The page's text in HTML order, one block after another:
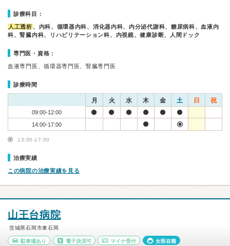
診療科目：
人工透析 、内科、循環器内科、消化器内科、内分泌代謝科、糖尿病科、血液内
科、腎臓内科、リハビリテーション科、内視鏡、健康診断、人間ドック
専門医・資格：
血液専門医、循環器専門医、腎臓専門医
診療時間
月 火 水 木 金 土 日 祝
09:00-12:00
14:00-17:00
13:00-17:00
治療実績
この病院の治療実績を見る
山王台病院
茨城県石岡市東石岡
駐車場あり 電子決済可 マイナ受付 女医在籍